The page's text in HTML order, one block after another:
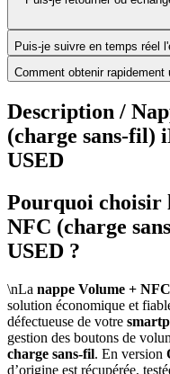
Puis-je suivre en temps réel
Comment obtenir
Description /
(charge sans-fil)
USED
Pourquoi choisir
NFC (charge
USED ?
\nLa nappe Volume +
solution économique et
défectueuse de votre
gestion des boutons de
charge sans-fil. En version
d’origine est récupérée,